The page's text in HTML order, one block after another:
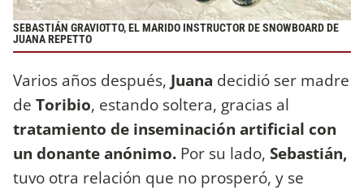
SEBASTIÁN GRAVIOTTO, EL MARIDO INSTRUCTOR DE SNOWBOARD DE
JUANA REPETTO
Varios años después, Juana decidió ser madre
de Toribio, estando soltera, gracias al
tratamiento de inseminación artificial con
un donante anónimo. Por su lado, Sebastián,
tuvo otra relación que no prosperó, y se